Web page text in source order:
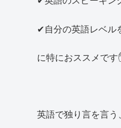
✔自分の英語レベル
に特におススメです
英語で独り言を言